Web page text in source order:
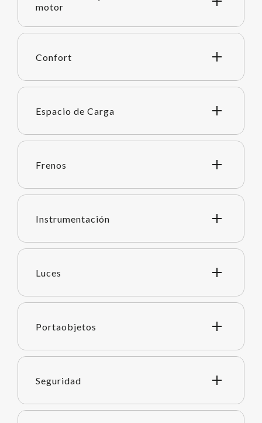
motor
Confort
Espacio de Carga
Frenos
Instrumentación
Luces
Portaobjetos
Seguridad